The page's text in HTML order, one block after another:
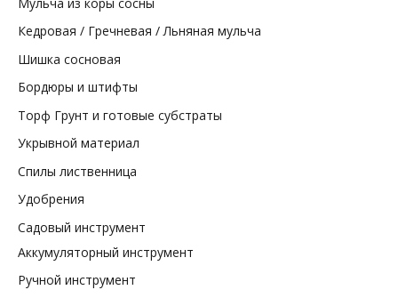
а
р
о
в
Кедровая / Гречневая / Льняная мульча
Шишка сосновая
Бордюры и штифты
Торф Грунт и готовые субстраты
Укрывной материал
Спилы лиственница
Удобрения
Садовый инструмент
Аккумуляторный инструмент
Ручной инструмент